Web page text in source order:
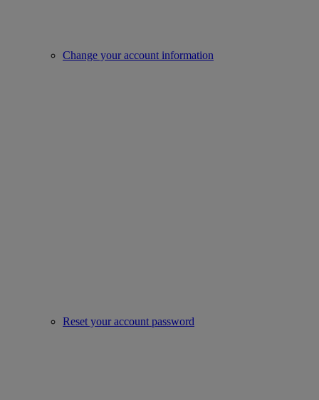
Change your account information
Reset your account password